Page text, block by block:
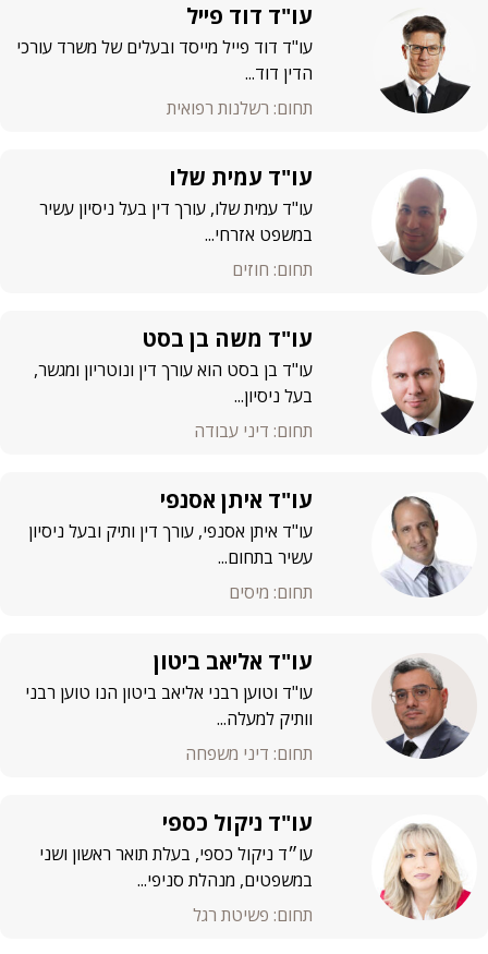
עו"ד דוד פייל
עו"ד דוד פייל מייסד ובעלים של משרד עורכי
הדין דוד...
תחום: רשלנות רפואית
עו"ד עמית שלו
עו"ד עמית שלו, עורך דין בעל ניסיון עשיר
במשפט אזרחי...
תחום: חוזים
עו"ד משה בן בסט
עו"ד בן בסט הוא עורך דין ונוטריון ומגשר,
בעל ניסיון...
תחום: דיני עבודה
עו"ד איתן אסנפי
עו"ד איתן אסנפי, עורך דין ותיק ובעל ניסיון
עשיר בתחום...
תחום: מיסים
עו"ד אליאב ביטון
עו"ד וטוען רבני אליאב ביטון הנו טוען רבני
וותיק למעלה...
תחום: דיני משפחה
עו"ד ניקול כספי
עו״ד ניקול כספי, בעלת תואר ראשון ושני
במשפטים, מנהלת סניפי...
תחום: פשיטת רגל